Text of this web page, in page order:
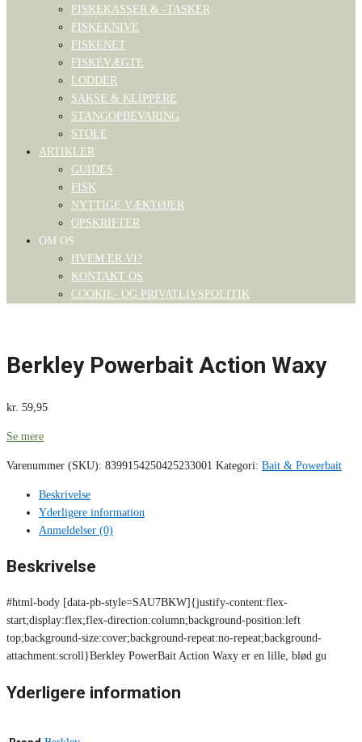
FISKEKASSER & -TASKER
FISKEKNIVE
FISKENET
FISKEVÆGTE
LODDER
SAKSE & KLIPPERE
STANGOPBEVARING
STOLE
ARTIKLER
GUIDES
FISK
NYTTIGE VÆKTØJER
OPSKRIFTER
OM OS
HVEM ER VI?
KONTAKT OS
COOKIE- OG PRIVATLIVSPOLITIK
Berkley Powerbait Action Waxy
kr. 59,95
Se mere
Varenummer (SKU): 8399154250425233001 Kategori: Bait & Powerbait
Beskrivelse
Yderligere information
Anmeldelser (0)
Beskrivelse
#html-body [data-pb-style=SAU7BKW]{justify-content:flex-
start;display:flex;flex-direction:column;background-position:left
top;background-size:cover;background-repeat:no-repeat;background-
attachment:scroll}Berkley PowerBait Action Waxy er en lille, blød gu
Yderligere information